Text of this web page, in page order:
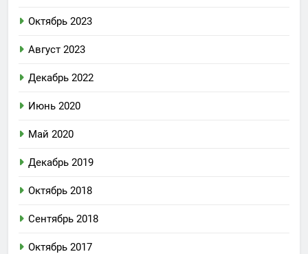
Октябрь 2023
Август 2023
Декабрь 2022
Июнь 2020
Май 2020
Декабрь 2019
Октябрь 2018
Сентябрь 2018
Октябрь 2017